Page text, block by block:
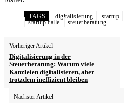
TAGS digitalisierung startup
startup falle
steuerberatung
Vorheriger Artikel
Digitalisierung in der
Steuerberatung: Warum viele
Kanzleien digitalisieren, aber
trotzdem ineffizient bleiben
Nächster Artikel